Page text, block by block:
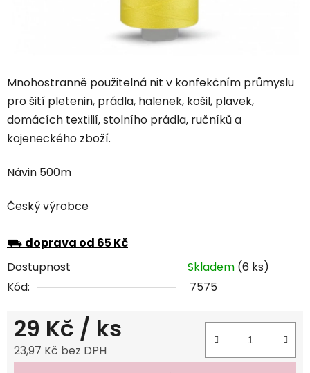
Mnohostranně použitelná nit v konfekčním průmyslu
pro šití pletenin, prádla, halenek, košil, plavek,
domácích textilií, stolního prádla, ručníků a
kojeneckého zboží.
Návin 500m
Český výrobce
⛟ doprava od 65 Kč
Dostupnost
Skladem (6 ks)
Kód:
7575
29 Kč / ks
23,97 Kč bez DPH